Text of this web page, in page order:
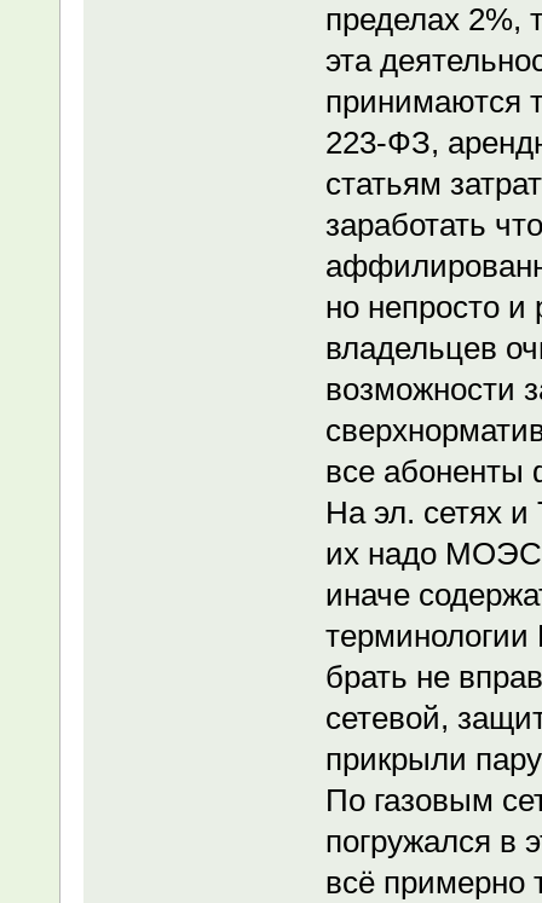
пределах 2%,
эта
принимаются
223-ФЗ,
статьям
заработать
но непросто и
владельцев
возможности
все абоненты
На эл. сетях
их надо
иначе
терминологии
брать не
сетевой,
прикрыли
По газовым
погружался в
всё примерно